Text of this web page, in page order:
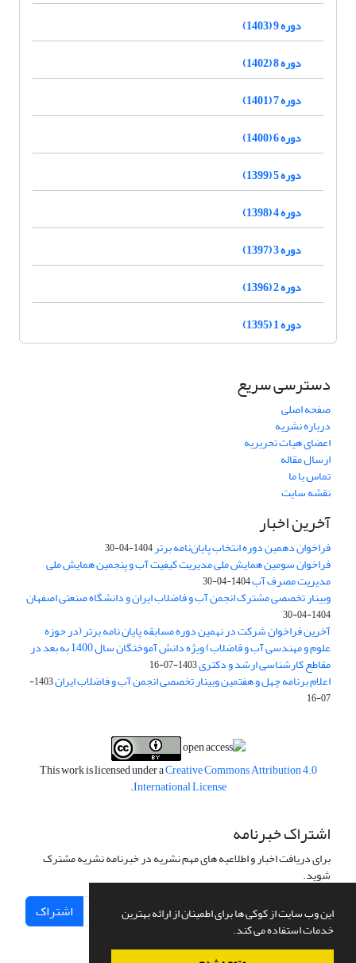
این وب سایت از کوکی ها برای اطمینان از ارائه بهترین
خدمات استفاده می کند.
دوره 9 (1403)
دوره 8 (1402)
دوره 7 (1401)
دوره 6 (1400)
دوره 5 (1399)
دوره 4 (1398)
دوره 3 (1397)
دوره 2 (1396)
دوره 1 (1395)
دسترسی سریع
صفحه اصلی
درباره نشریه
اعضای هیات تحریریه
ارسال مقاله
تماس با ما
نقشه سایت
آخرین اخبار
فراخوان دهمین دوره انتخاب پایان‌نامه برتر1404-04-30
فراخوان سومین همایش ملی مدیریت کیفیت آب و پنجمین همایش ملی
مدیریت مصرف آب1404-04-30
وبینار تخصصی مشترک انجمن آب و فاضلاب ایران و دانشگاه صنعتی اصفهان
1404-04-30
آخرین فراخوان شرکت در نهمین دوره مسابقه پایان نامه برتر (در حوزه
علوم و مهندسی آب و فاضلاب) ویژه دانش آموختگان سال 1400 به بعد در
مقاطع کارشناسی ارشد و دکتری1403-07-16
اعلام برنامه چهل و هفتمین وبینار تخصصی انجمن آب و فاضلاب ایران
1403-
07-16
This work is licensed under aCreative Commons Attribution 4.0
International License
.
اشتراک خبرنامه
برای دریافت اخبار و اطلاعیه های مهم نشریه در خبرنامه نشریه مشترک
شوید.
اشتراک